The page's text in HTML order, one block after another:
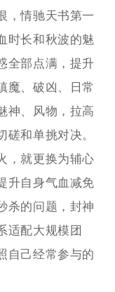
，情驰天书第一
时长和秋波的魅
全部点满，提升
魔、破凶、日常
神、风物，拉高
和单挑对决。
，就更换为辅心
升自身气血减免
杀的问题，封神
适配大规模团
自己经常参与的